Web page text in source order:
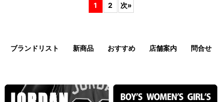
1 2 次»
ブランドリスト 新商品 おすすめ 店舗案内 問合せ